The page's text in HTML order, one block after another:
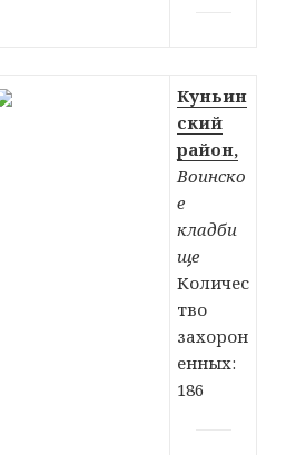
Куньин
ский
район,
Воинско
е
кладби
ще
Количес
тво
захорон
енных:
186